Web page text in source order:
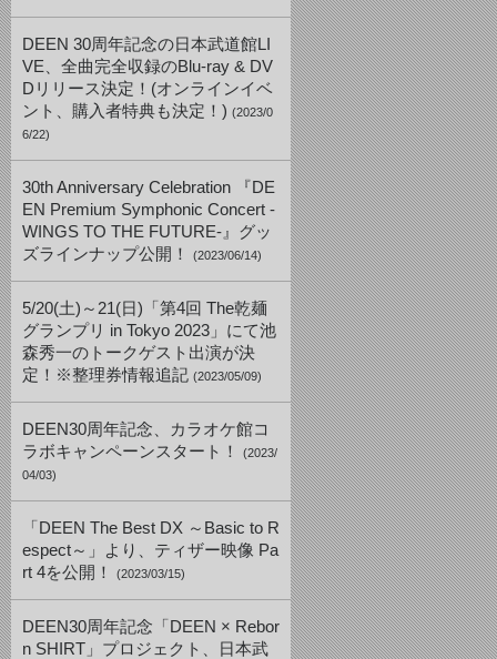
DEEN 30周年記念の日本武道館LI
VE、全曲完全収録のBlu-ray & DV
Dリリース決定！(オンラインイベ
ント、購入者特典も決定！) (2023/0
6/22)
30th Anniversary Celebration 『DE
EN Premium Symphonic Concert -
WINGS TO THE FUTURE-』グッ
ズラインナップ公開！
(2023/06/14)
5/20(土)～21(日)「第4回 The乾麺
グランプリ in Tokyo 2023」にて池
森秀一のトークゲスト出演が決
定！※整理券情報追記 (2023/05/09)
DEEN30周年記念、カラオケ館コ
ラボキャンペーンスタート！
(2023/
04/03)
「DEEN The Best DX ～Basic to R
espect～」より、ティザー映像 Pa
rt 4を公開！
(2023/03/15)
DEEN30周年記念「DEEN × Rebor
n SHIRT」プロジェクト、日本武